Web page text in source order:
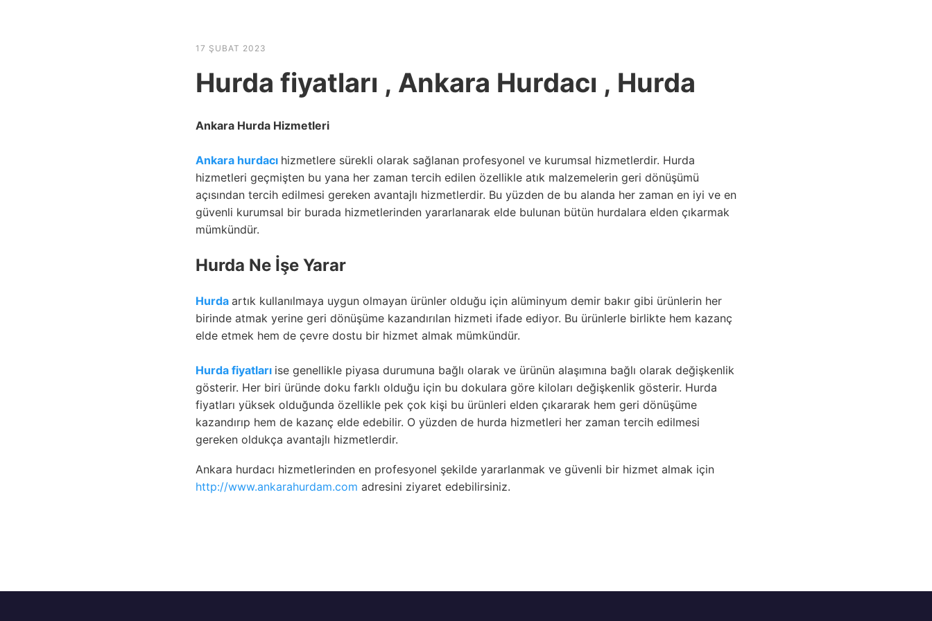
17 ŞUBAT 2023
Hurda fiyatları , Ankara Hurdacı , Hurda
Ankara Hurda Hizmetleri
Ankara hurdacı hizmetlere sürekli olarak sağlanan profesyonel ve kurumsal hizmetlerdir. Hurda
hizmetleri geçmişten bu yana her zaman tercih edilen özellikle atık malzemelerin geri dönüşümü
açısından tercih edilmesi gereken avantajlı hizmetlerdir. Bu yüzden de bu alanda her zaman en iyi ve en
güvenli kurumsal bir burada hizmetlerinden yararlanarak elde bulunan bütün hurdalara elden çıkarmak
mümkündür.
Hurda Ne İşe Yarar
Hurda artık kullanılmaya uygun olmayan ürünler olduğu için alüminyum demir bakır gibi ürünlerin her
birinde atmak yerine geri dönüşüme kazandırılan hizmeti ifade ediyor. Bu ürünlerle birlikte hem kazanç
elde etmek hem de çevre dostu bir hizmet almak mümkündür.
Hurda fiyatları ise genellikle piyasa durumuna bağlı olarak ve ürünün alaşımına bağlı olarak değişkenlik
gösterir. Her biri üründe doku farklı olduğu için bu dokulara göre kiloları değişkenlik gösterir. Hurda
fiyatları yüksek olduğunda özellikle pek çok kişi bu ürünleri elden çıkararak hem geri dönüşüme
kazandırıp hem de kazanç elde edebilir. O yüzden de hurda hizmetleri her zaman tercih edilmesi
gereken oldukça avantajlı hizmetlerdir.
Ankara hurdacı hizmetlerinden en profesyonel şekilde yararlanmak ve güvenli bir hizmet almak için
http://www.ankarahurdam.com adresini ziyaret edebilirsiniz.